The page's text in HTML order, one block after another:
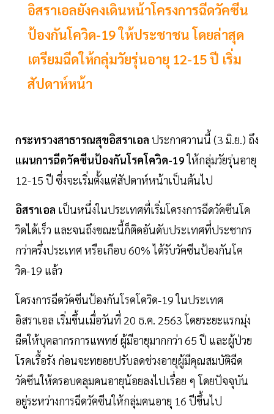
อิสราเอลยังคงเดินหน้าโครงการฉีดวัคซีน
ป้องกันโควิด-19 ให้ประชาชน โดยล่าสุด
เตรียมฉีดให้กลุ่มวัยรุ่นอายุ 12-15 ปี เริ่ม
สัปดาห์หน้า
กระทรวงสาธารณสุขอิสราเอล ประกาศวานนี้ (3 มิ.ย.) ถึง
แผนการฉีดวัคซีนป้องกันโรคโควิด-19ให้กลุ่มวัยรุ่นอายุ
12-15 ปี ซึ่งจะเริ่มตั้งแต่สัปดาห์หน้าเป็นต้นไป
อิสราเอล เป็นหนึ่งในประเทศที่เริ่มโครงการฉีดวัคซีนโค
วิดได้เร็ว และจนถึงขณะนี้ก็ติดอันดับประเทศที่ประชากร
กว่าครึ่งประเทศ หรือเกือบ 60% ได้รับวัคซีนป้องกันโค
วิด-19 แล้ว
โครงการฉีดวัคซีนป้องกันโรคโควิด-19 ในประเทศ
อิสราเอล เริ่มขึ้นเมื่อวันที่ 20 ธ.ค. 2563 โดยระยะแรกมุ่ง
ฉีดให้บุคลากรการแพทย์ ผู้มีอายุมากกว่า 65 ปี และผู้ป่วย
โรคเรื้อรัง ก่อนจะทยอยปรับลดช่วงอายุผู้มีคุณสมบัติฉีด
วัคซีนให้ครอบคลุมคนอายุน้อยลงไปเรื่อย ๆ โดยปัจจุบัน
อยู่ระหว่างการฉีดวัคซีนให้กลุ่มคนอายุ 16 ปีขึ้นไป